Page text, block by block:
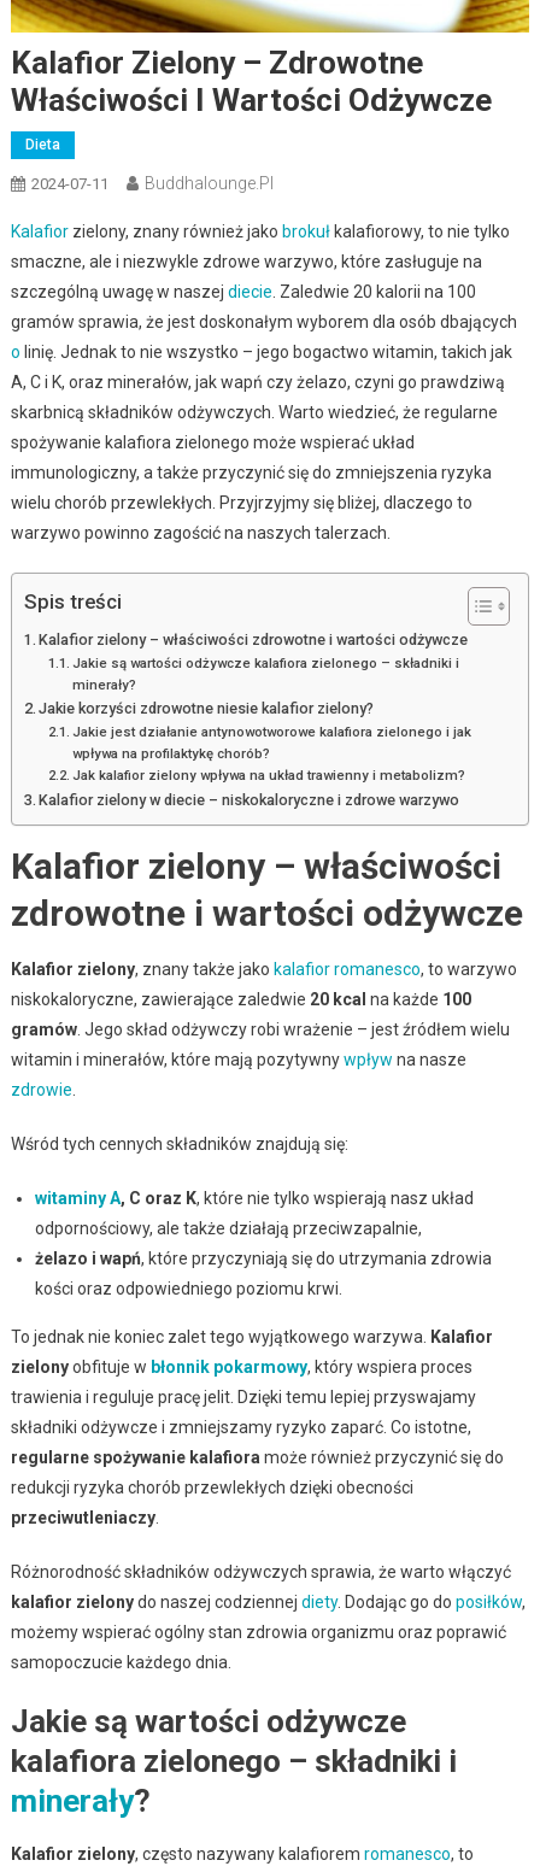
Kalafior Zielony – Zdrowotne
Właściwości I Wartości Odżywcze
Dieta
2024-07-11 Buddhalounge.pl
Kalafiorzielony, znany również jako brokułkalafiorowy, to nie tylko
smaczne, ale i niezwykle zdrowe warzywo, które zasługuje na
szczególną uwagę w naszej diecie . Zaledwie 20 kalorii na 100
gramów sprawia, że jest doskonałym wyborem dla osób dbających
o linię. Jednak to nie wszystko – jego bogactwo witamin, takich jak
A, C i K, oraz minerałów, jak wapń czy żelazo, czyni go prawdziwą
skarbnicą składników odżywczych. Warto wiedzieć, że regularne
spożywanie kalafiora zielonego może wspierać układ
immunologiczny, a także przyczynić się do zmniejszenia ryzyka
wielu chorób przewlekłych. Przyjrzyjmy się bliżej, dlaczego to
warzywo powinno zagościć na naszych talerzach.
Spis treści
Kalafior zielony – właściwości zdrowotne i wartości odżywcze
Jakie są wartości odżywcze kalafiora zielonego – składniki i
minerały?
Jakie korzyści zdrowotne niesie kalafior zielony?
Jakie jest działanie antynowotworowe kalafiora zielonego i jak
wpływa na profilaktykę chorób?
Jak kalafior zielony wpływa na układ trawienny i metabolizm?
Kalafior zielony w diecie – niskokaloryczne i zdrowe warzywo
Kalafior zielony – właściwości
zdrowotne i wartości odżywcze
Kalafior zielony, znany także jako kalafior romanesco, to warzywo
niskokaloryczne, zawierające zaledwie 20 kcal na każde 100
gramów. Jego skład odżywczy robi wrażenie – jest źródłem wielu
witamin i minerałów, które mają pozytywnywpływ na nasze
zdrowie
Wśród tych cennych składników znajdują się:
witaminy A, C oraz K, które nie tylko wspierają nasz układ
odpornościowy, ale także działają przeciwzapalnie,
żelazo i wapń, które przyczyniają się do utrzymania zdrowia
kości oraz odpowiedniego poziomu krwi.
To jednak nie koniec zalet tego wyjątkowego warzywa.
Kalafior
zielonyobfituje w błonnik pokarmowy, który wspiera proces
trawienia i reguluje pracę jelit. Dzięki temu lepiej przyswajamy
składniki odżywcze i zmniejszamy ryzyko zaparć. Co istotne,
regularne spożywanie kalafiora może również przyczynić się do
redukcji ryzyka chorób przewlekłych dzięki obecności
przeciwutleniaczy.
Różnorodność składników odżywczych sprawia, że warto włączyć
kalafior zielonydo naszej codziennej diety. Dodając go do posiłków,
możemy wspierać ogólny stan zdrowia organizmu oraz poprawić
samopoczucie każdego dnia.
Jakie są wartości odżywcze
kalafiora zielonego – składniki i
minerały?
Kalafior zielony, często nazywany kalafiorem romanesco, to